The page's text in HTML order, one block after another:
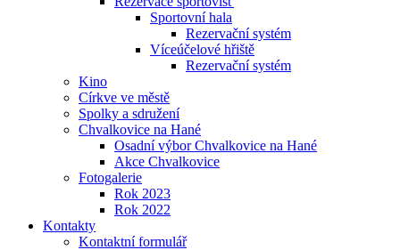
Sportovní hala
Rezervační systém
Víceúčelové hřiště
Rezervační systém
Kino
Církve ve městě
Spolky a sdružení
Chvalkovice na Hané
Osadní výbor Chvalkovice na Hané
Akce Chvalkovice
Fotogalerie
Rok 2023
Rok 2022
Kontakty
Kontaktní formulář